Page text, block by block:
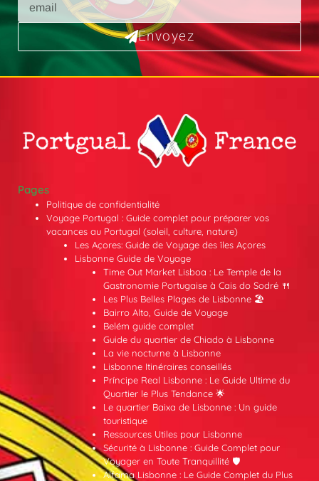
Envoyez
Pages
Politique de confidentialité
Voyage Portugal : Guide complet pour préparer vos
vacances au Portugal (soleil, culture, nature)
Les Açores: Guide de Voyage des îles Açores
Lisbonne Guide de Voyage
Time Out Market Lisboa : Le Temple de la
Gastronomie Portugaise à Cais do Sodré 🍴
Les Plus Belles Plages de Lisbonne 🏖️
Bairro Alto, Guide de Voyage
Belém guide complet
Guide du quartier de Chiado à Lisbonne
La vie nocturne à Lisbonne
Lisbonne Itinéraires conseillés
Príncipe Real Lisbonne : Le Guide Ultime du
Quartier le Plus Tendance 🌟
Le quartier Baixa de Lisbonne : Un guide
touristique
Ressources Utiles pour Lisbonne
Sécurité à Lisbonne : Guide Complet pour
Voyager en Toute Tranquillité 🛡️
Alfama Lisbonne : Le Guide Complet du Plus